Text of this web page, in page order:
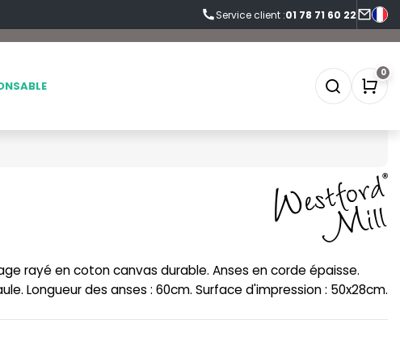
Service client :01 78 71 60 22
SOUS-VETEMENTS
SPORT
SO DENIM
SPIRO
0
rayé en coton canvas durable. Anses en corde épaisse.
Longueur des anses : 60cm. Surface d'impression : 50x28cm.